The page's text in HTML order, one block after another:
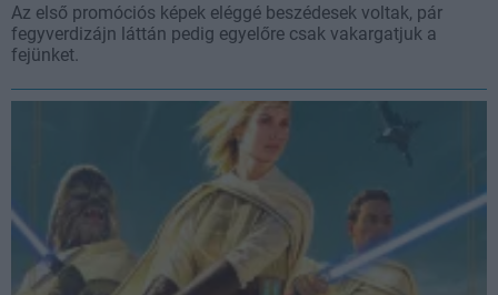
Az első promóciós képek eléggé beszédesek voltak, pár
fegyverdizájn láttán pedig egyelőre csak vakargatjuk a
fejünket.